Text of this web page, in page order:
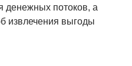
денежных потоков, а
извлечения выгоды